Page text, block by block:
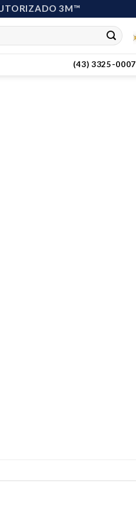
3M™
(43) 3325-0007